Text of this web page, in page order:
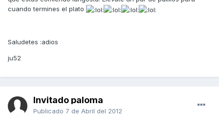
cuando termines el plato
Saludetes :adios
ju52
Invitado paloma
Publicado 7 de Abril del 2012